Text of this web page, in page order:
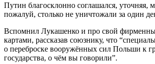
Путин благосклонно соглашался, уточняя,
пожалуй, столько не уничтожали за один
Вспомнил Лукашенко и про свой
картами, рассказав союзнику, что
о переброске вооружённых сил Польши к
государства, о чём вы говорили”.